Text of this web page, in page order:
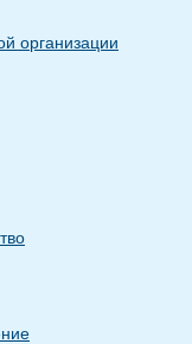
организации